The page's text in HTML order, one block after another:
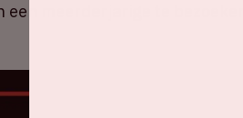
meerderjarige te bezoeken.